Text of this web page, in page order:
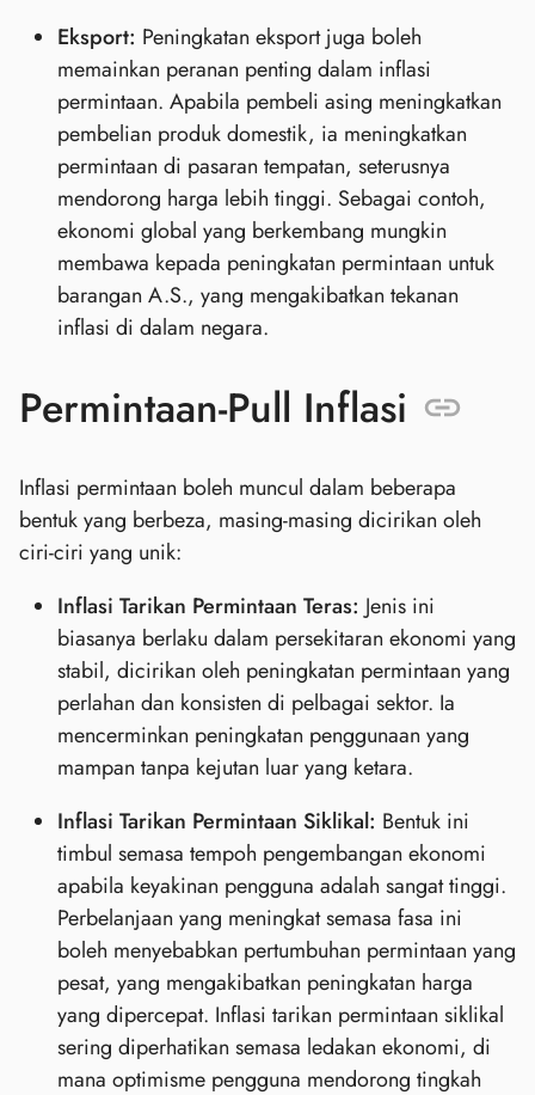
Eksport: Peningkatan eksport juga boleh
memainkan peranan penting dalam inflasi
permintaan. Apabila pembeli asing meningkatkan
pembelian produk domestik, ia meningkatkan
permintaan di pasaran tempatan, seterusnya
mendorong harga lebih tinggi. Sebagai contoh,
ekonomi global yang berkembang mungkin
membawa kepada peningkatan permintaan untuk
barangan A.S., yang mengakibatkan tekanan
inflasi di dalam negara.
Permintaan-Pull Inflasi
Inflasi permintaan boleh muncul dalam beberapa
bentuk yang berbeza, masing-masing dicirikan oleh
ciri-ciri yang unik:
Inflasi Tarikan Permintaan Teras: Jenis ini
biasanya berlaku dalam persekitaran ekonomi yang
stabil, dicirikan oleh peningkatan permintaan yang
perlahan dan konsisten di pelbagai sektor. Ia
mencerminkan peningkatan penggunaan yang
mampan tanpa kejutan luar yang ketara.
Inflasi Tarikan Permintaan Siklikal: Bentuk ini
timbul semasa tempoh pengembangan ekonomi
apabila keyakinan pengguna adalah sangat tinggi.
Perbelanjaan yang meningkat semasa fasa ini
boleh menyebabkan pertumbuhan permintaan yang
pesat, yang mengakibatkan peningkatan harga
yang dipercepat. Inflasi tarikan permintaan siklikal
sering diperhatikan semasa ledakan ekonomi, di
mana optimisme pengguna mendorong tingkah